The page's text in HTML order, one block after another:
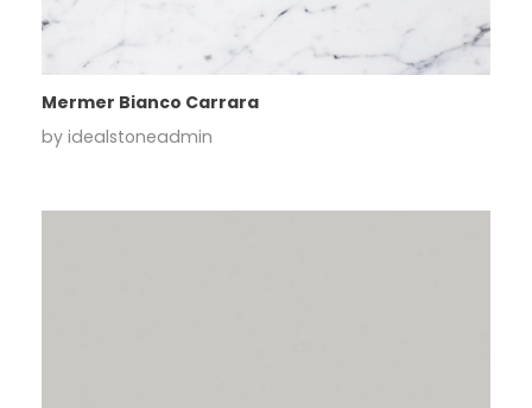
Mermer Bianco Carrara
by idealstoneadmin